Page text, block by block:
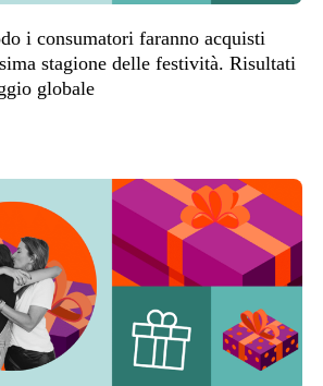
i consumatori faranno acquisti
stagione delle festività. Risultati
globale